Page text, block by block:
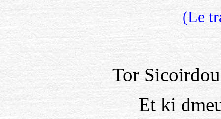
(Le
Tor
Et ki